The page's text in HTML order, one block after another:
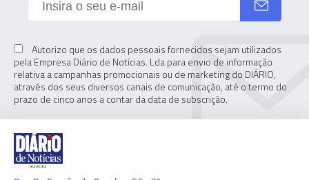
Autorizo que os dados pessoais fornecidos sejam utilizados
pela Empresa Diário de Notícias. Lda para envio de informação
relativa a campanhas promocionais ou de marketing do DIÁRIO,
através dos seus diversos canais de comunicação, até o termo do
prazo de cinco anos a contar da data de subscrição.